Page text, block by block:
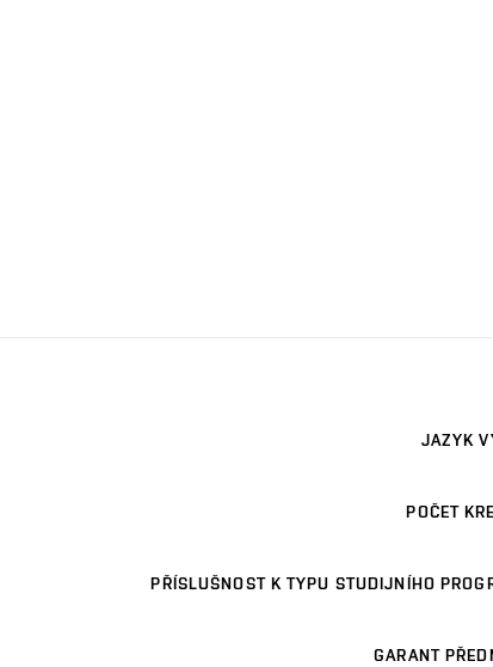
JAZYK
POČET
PŘÍSLUŠNOST K TYPU STUDIJNÍHO
GARANT